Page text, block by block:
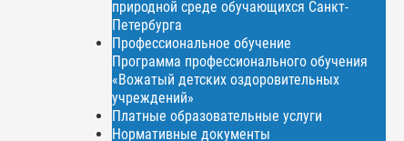
природной среде обучающихся Санкт-
Петербурга
Профессиональное обучение
Программа профессионального обучения
«Вожатый детских оздоровительных
учреждений»
Платные образовательные услуги
Нормативные документы